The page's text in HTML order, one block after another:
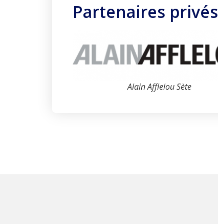
Partenaires privés
Alain Afflelou Sète